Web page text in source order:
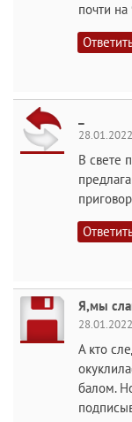
почти на
В свете
Я,мы
А кто
балом.